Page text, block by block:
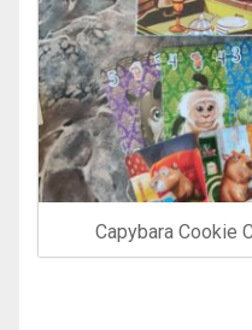
Capybara Cookie